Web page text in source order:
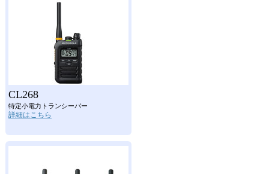
CL268
特定小電力トランシーバー
詳細はこちら